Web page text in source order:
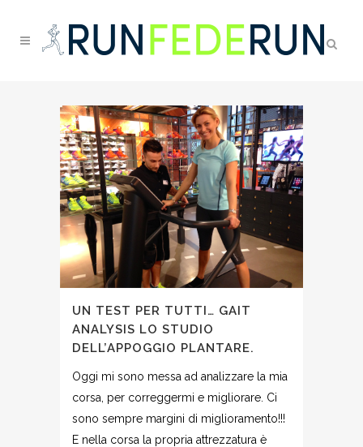
UN TEST PER TUTTI… GAIT
ANALYSIS LO STUDIO
DELL’APPOGGIO PLANTARE.
Oggi mi sono messa ad analizzare la mia
corsa, per correggermi e migliorare. Ci
sono sempre margini di miglioramento!!!
E nella corsa la propria attrezzatura è